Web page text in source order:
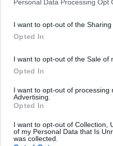
Personal Data Processing Opt
I want to opt-out of the
Opted In
I want to opt-out of the Sale of
Opted In
I want to opt-out of processing
Advertising.
Opted In
I want to opt-out of Collection,
of my Personal Data that Is
was collected.